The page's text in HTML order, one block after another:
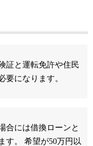
証と運転免許や住民
要になります。
合には借換ローンと
す。 希望が50万円以